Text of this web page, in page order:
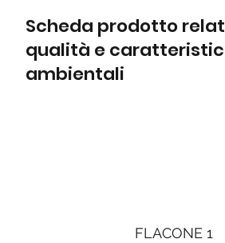
Scheda prodotto
qualità e
ambientali
FLACONE 1